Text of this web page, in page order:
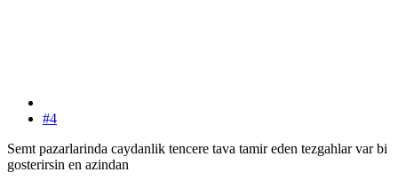
#4
Semt pazarlarinda caydanlik tencere tava tamir eden tezgahlar var bi
gosterirsin en azindan